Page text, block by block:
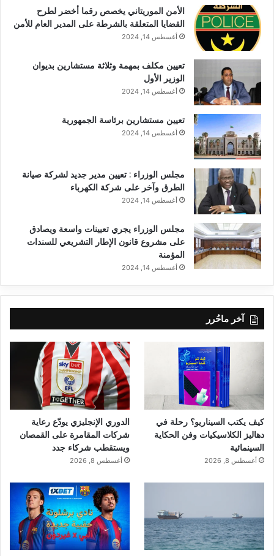
الأمن الموريتاني يخصص رقما أخضر لطرح
القضايا المتعلقة بالشرطة على المدير العام للأمن
أغسطس 14, 2024
تعيين مكلف بمهمة وثلاثة مستشارين بديوان
الوزير الأول
أغسطس 14, 2024
تعيين مستشارين برئاسة الجمهورية
أغسطس 14, 2024
مجلس الوزراء : تعيين مدير جديد لشركة صيانة
الطرق وآخر على شركة الكهرباء
أغسطس 14, 2024
مجلس الوزراء يجري تعيينات واسعة ويصادق
على مشروع قانون الإطار التشريعي للسندات
المؤمنة
أغسطس 14, 2024
آخر ماحُرر
كيف يكتب السيناريو؟ رحلة في
دهاليز الكلاسيكيات وفن الحكاية
السينمائية
أغسطس 8, 2026
الدوري الإنجليزي يودّع رعاية
شركات المقامرة على القمصان
ويستقطب شركاء جدد
أغسطس 8, 2026